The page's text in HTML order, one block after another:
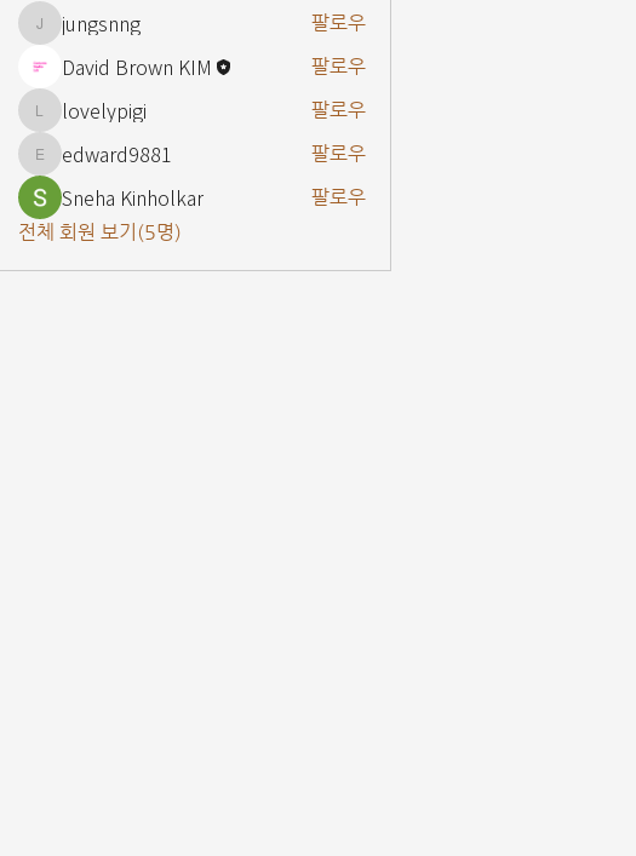
jungsnng
jungsnng 팔로우
David Brown KIM 팔로우
lovelypigi
lovelypigi 팔로우
edward9881
edward9881 팔로우
Sneha Kinholkar
팔로우
전체 회원 보기(5명)